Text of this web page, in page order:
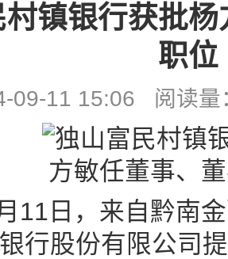
镇银行获批
职位
09-11 15:06 阅读
11日，来自黔南
行股份有限公司